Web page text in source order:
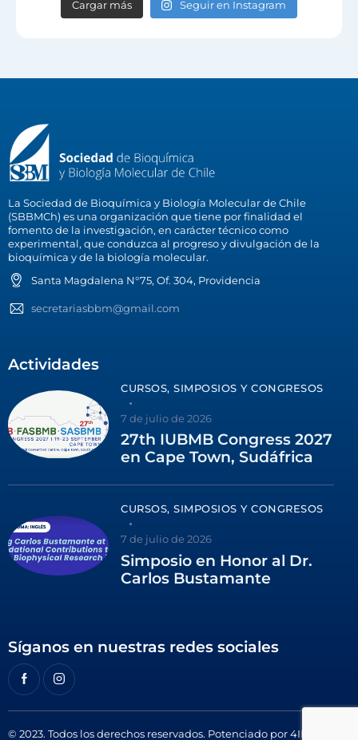
Cargar más Seguir en Instagram
La Sociedad de Bioquímica y Biología Molecular de Chile
(SBBMCh) es una organización que tiene por finalidad el
fomento de la investigación, en carácter técnico como
experimental, que conduzca al progreso y divulgación de la
bioquímica y de la biología molecular.
Santa Magdalena N°75, Of. 304, Providencia
secretariasbbm@gmail.com
Actividades
CURSOS, SIMPOSIOS Y CONGRESOS
7 de julio de 2026
27th IUBMB Congress 2027
en Cape Town, Sudáfrica
CURSOS, SIMPOSIOS Y CONGRESOS
7 de julio de 2026
Simposio en Honor al Dr.
Carlos Bustamante
Síganos en nuestras redes sociales
© 2023. Todos los derechos reservados. Potenciado por4ID